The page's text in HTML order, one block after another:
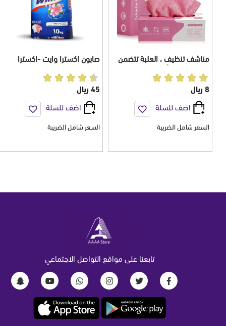
مناشف تنظيف ، العلبة تتضمن
20 سم
8 ريال
اضف للسلة
السعر شامل الضريبة
صابون اكسترا وايت -اكسترا
كيلو
45 ريال
اضف للسلة
السعر شامل الضريبة
تابعنا على مواقع التواصل الاجتماعي